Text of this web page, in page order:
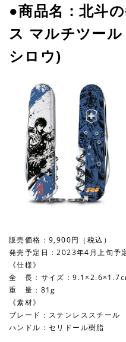
●商品名：北斗
ス マルチツー
シロウ)
販売価格：9,900円（税込）
発売予定日：2023年4月上旬予
《仕様》
全 長：サイズ：
重 量：81g
《素材》
ブレード：ステンレススチール
ハンドル：セリドール樹脂